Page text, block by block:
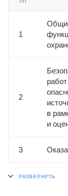
1
2
в
и
3